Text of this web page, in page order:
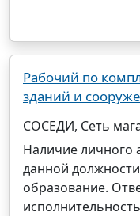
Рабочий по
зданий и
СОСЕДИ, Сеть
Наличие личного
данной
образование.